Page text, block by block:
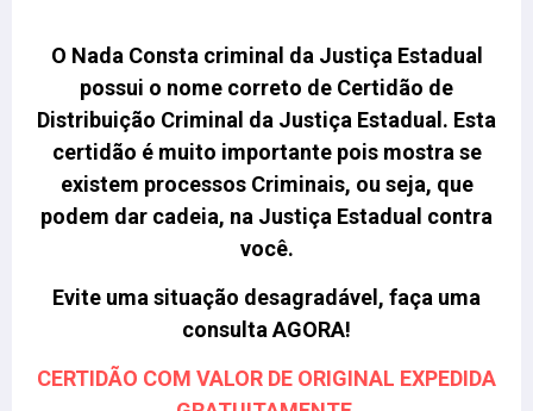
O Nada Consta criminal da Justiça Estadual
possui o nome correto de Certidão de
Distribuição Criminal da Justiça Estadual. Esta
certidão é muito importante pois mostra se
existem processos Criminais, ou seja, que
podem dar cadeia, na Justiça Estadual contra
você.
Evite uma situação desagradável, faça uma
consulta AGORA!
CERTIDÃO COM VALOR DE ORIGINAL EXPEDIDA